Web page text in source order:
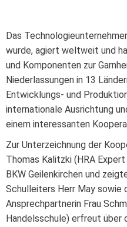
Das
wurde, agiert weltweit und
und Komponenten zur
Niederlassungen in 13
Entwicklungs- und
internationale Ausrichtung
einem interessanten
Zur Unterzeichnung der
Thomas Kalitzki (HRA
BKW Geilenkirchen und
Schulleiters Herr May sowie
Ansprechpartnerin Frau
Handelsschule) erfreut über